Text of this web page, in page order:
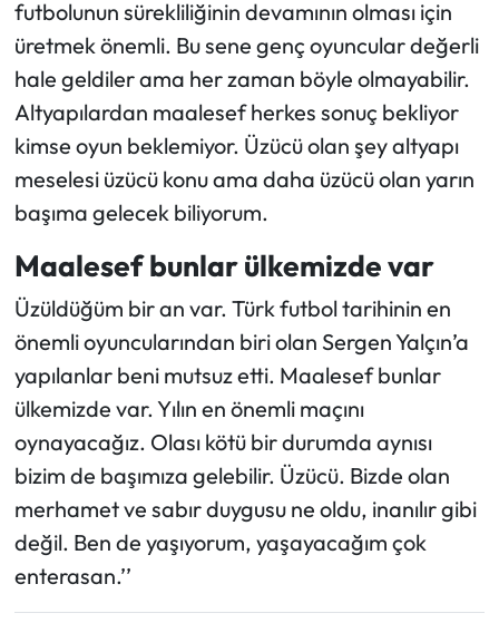
futbolunun sürekliliğinin devamının olması için
üretmek önemli. Bu sene genç oyuncular değerli
hale geldiler ama her zaman böyle olmayabilir.
Altyapılardan maalesef herkes sonuç bekliyor
kimse oyun beklemiyor. Üzücü olan şey altyapı
meselesi üzücü konu ama daha üzücü olan yarın
başıma gelecek biliyorum.
Maalesef bunlar ülkemizde var
Üzüldüğüm bir an var. Türk futbol tarihinin en
önemli oyuncularından biri olan Sergen Yalçın’a
yapılanlar beni mutsuz etti. Maalesef bunlar
ülkemizde var. Yılın en önemli maçını
oynayacağız. Olası kötü bir durumda aynısı
bizim de başımıza gelebilir. Üzücü. Bizde olan
merhamet ve sabır duygusu ne oldu, inanılır gibi
değil. Ben de yaşıyorum, yaşayacağım çok
enterasan.’’